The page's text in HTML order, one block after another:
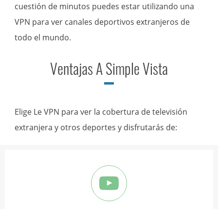
cuestión de minutos puedes estar utilizando una
VPN para ver canales deportivos extranjeros de
todo el mundo.
Ventajas A Simple Vista
Elige Le VPN para ver la cobertura de televisión
extranjera y otros deportes y disfrutarás de: